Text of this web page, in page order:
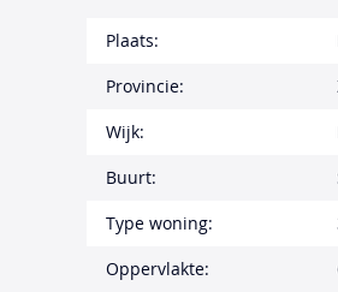
Plaats:
Provincie:
Wijk:
Buurt:
Type woning:
Oppervlakte: